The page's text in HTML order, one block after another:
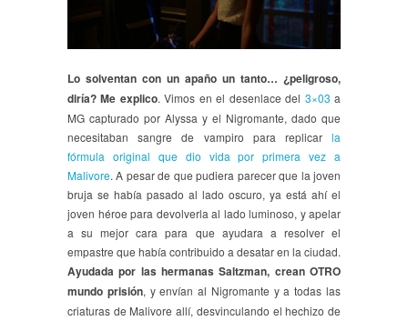
Lo solventan con un apaño un tanto… ¿peligroso,
diría? Me explico. Vimos en el desenlace del 3×03 a
MG capturado por Alyssa y el Nigromante, dado que
necesitaban sangre de vampiro para replicar la
fórmula original que dio vida por primera vez a
Malivore. A pesar de que pudiera parecer que la joven
bruja se había pasado al lado oscuro, ya está ahí el
joven héroe para devolverla al lado luminoso, y apelar
a su mejor cara para que ayudara a resolver el
empastre que había contribuido a desatar en la ciudad.
Ayudada por las hermanas Saltzman, crean OTRO
mundo prisión, y envían al Nigromante y a todas las
criaturas de Malivore allí, desvinculando el hechizo de